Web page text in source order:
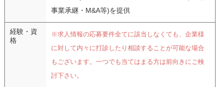
事業承継・M&A等)を提供
経験・資
格
※求人情報の応募要件全てに該当しなくても、企業様
に対して内々に打診したり相談することが可能な場合
もございます。一つでも当てはまる方は前向きにご検
討下さい。